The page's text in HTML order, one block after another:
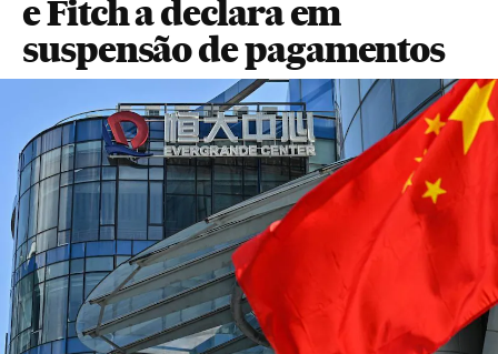
e Fitch a declara em
suspensão de pagamentos